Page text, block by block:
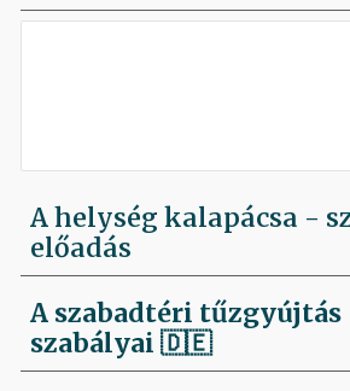
A helység kalapácsa -
előadás
A szabadtéri tűzgyújtás
szabályai🇩🇪